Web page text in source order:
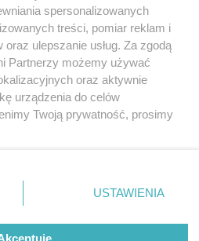
regulamin korzystania z portali
Skontakuj sięz nami
Kontakt
Wydawca
Redakcja
spersonalizowanych
treści, pomiar reklam i
ulepszanie usług. Za zgodą
Partnerzy możemy używać
oraz aktywnie
urządzenia do celów
Twoją prywatność, prosimy
w lewym dolnym rogu strony
danych nie wymagają
prawo sprzeciwić się
będą miały
USTAWIENIA